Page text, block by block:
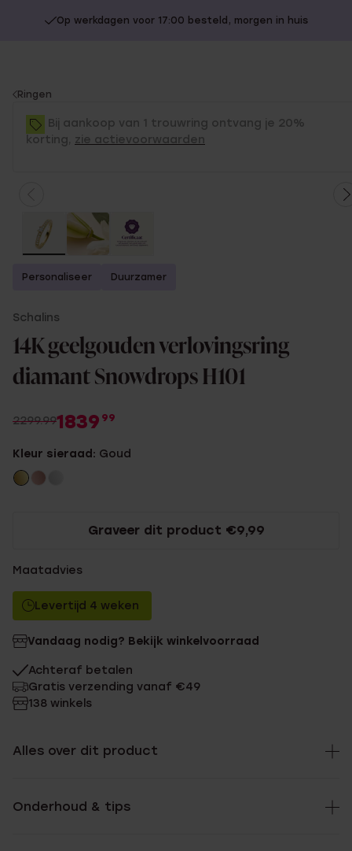
Op werkdagen voor 17:00 besteld, morgen in huis
You
are
here:
Ringen
Bij aankoop van 1 trouwring ontvang je 20%
korting, zie actievoorwaarden
Personaliseer Duurzamer
Schalins
14K geelgouden verlovingsring
diamant Snowdrops H101
2299.991839 99
Kleur sieraad: Goud
Graveer dit product €9,99
Maatadvies
Levertijd 4 weken
Vandaag nodig? Bekijk winkelvoorraad
Achteraf betalen
Gratis verzending vanaf €49
138 winkels
Alles over dit product
Onderhoud & tips